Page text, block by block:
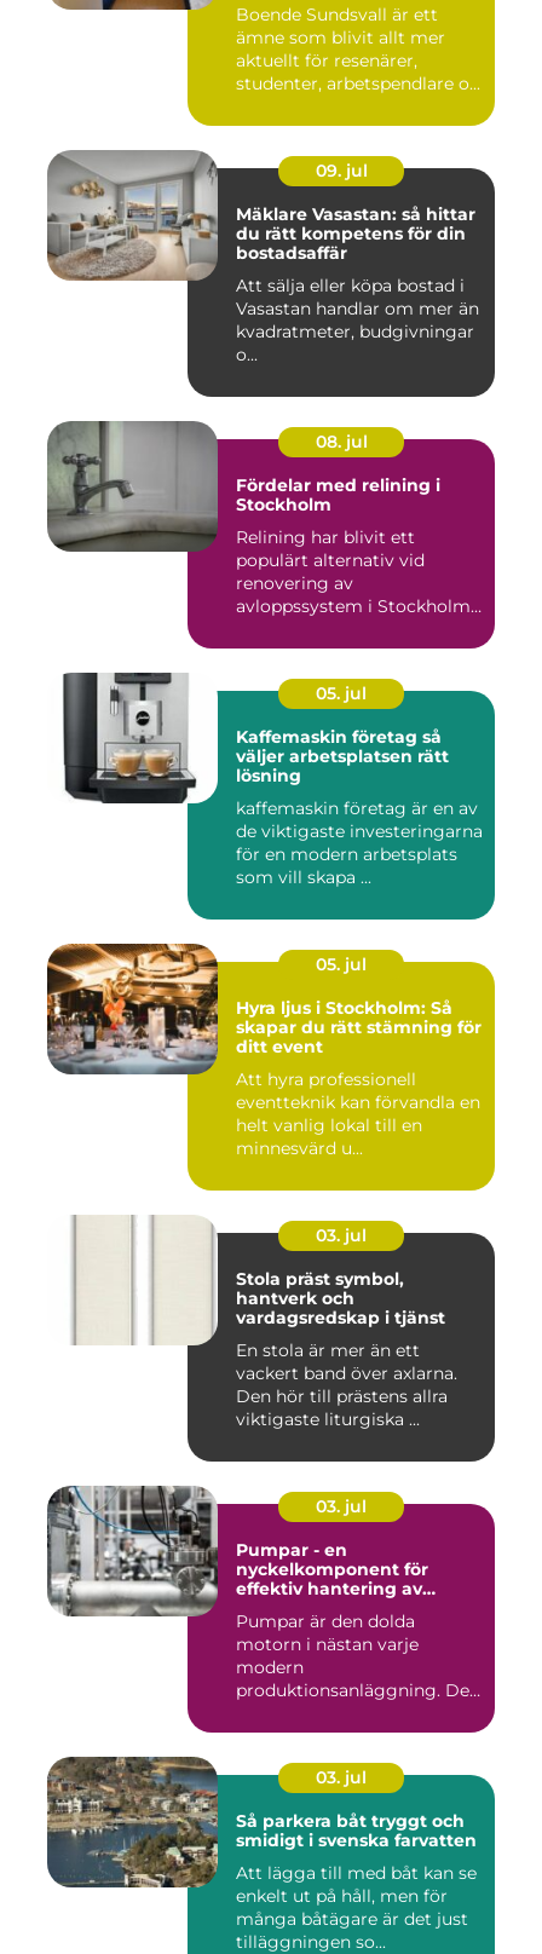
Boende Sundsvall är ett
ämne som blivit allt mer
aktuellt för resenärer,
studenter, arbetspendlare o...
09. jul
Mäklare Vasastan: så hittar
du rätt kompetens för din
bostadsaffär
Att sälja eller köpa bostad i
Vasastan handlar om mer än
kvadratmeter, budgivningar
o...
08. jul
Fördelar med relining i
Stockholm
Relining har blivit ett
populärt alternativ vid
renovering av
avloppssystem i Stockholm.
05. jul
Kaffemaskin företag så
väljer arbetsplatsen rätt
lösning
kaffemaskin företag är en av
de viktigaste investeringarna
för en modern arbetsplats
som vill skapa ...
05. jul
Hyra ljus i Stockholm: Så
skapar du rätt stämning för
ditt event
Att hyra professionell
eventteknik kan förvandla en
helt vanlig lokal till en
minnesvärd u...
03. jul
Stola präst symbol,
hantverk och
vardagsredskap i tjänst
En stola är mer än ett
vackert band över axlarna.
Den hör till prästens allra
viktigaste liturgiska ...
03. jul
Pumpar - en
nyckelkomponent för
effektiv hantering av
Pumpar är den dolda
motorn i nästan varje
modern
produktionsanläggning. De
03. jul
Så parkera båt tryggt och
smidigt i svenska farvatten
Att lägga till med båt kan se
enkelt ut på håll, men för
många båtägare är det just
tilläggningen so...